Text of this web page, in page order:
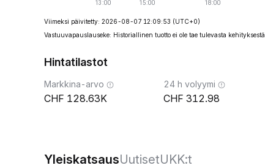
Viimeksi päivitetty: 2026-08-07 12:09:53 (UTC+0)
Vastuuvapauslauseke: Historiallinen tuotto ei ole tae tulevasta kehityksestä.
Hintatilastot
Markkina-arvo
128.63K
24 h volyymi
312.98
YleiskatsausUutisetUKK:t